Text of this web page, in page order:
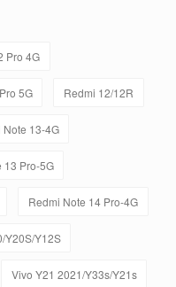
Pro 4G
5G Redmi 12/12R
Note 13-4G
13 Pro-5G
Redmi Note 14 Pro-4G
Y20S/Y12S
Vivo Y21 2021/Y33s/Y21s